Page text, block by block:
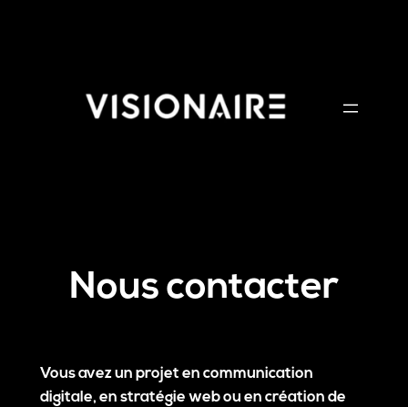
Nous contacter
Vous avez un projet en communication
digitale, en stratégie web ou en création de